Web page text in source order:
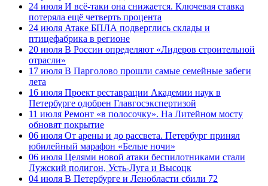
24 июля И всё-таки она снижается. Ключевая ставка
потеряла ещё четверть процента
24 июля Атаке БПЛА подверглись склады и
птицефабрика в регионе
20 июля В России определяют «Лидеров строительной
отрасли»
17 июля В Парголово прошли самые семейные забеги
лета
16 июля Проект реставрации Академии наук в
Петербурге одобрен Главгосэкспертизой
11 июля Ремонт «в полосочку». На Литейном мосту
обновят покрытие
06 июля От арены и до рассвета. Петербург принял
юбилейный марафон «Белые ночи»
06 июля Целями новой атаки беспилотниками стали
Лужский полигон, Усть-Луга и Высоцк
04 июля В Петербурге и Ленобласти сбили 72